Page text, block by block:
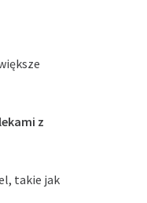
z
takie jak